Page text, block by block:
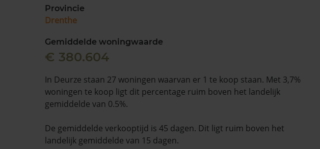
Provincie
Drenthe
Gemiddelde woningwaarde
€ 380.604
In Deurze staan 27 woningen waarvan er 1 te koop staan. Met 3,7%
woningen te koop ligt dit percentage ruim boven het landelijk
gemiddelde van 0.5%.
De gemiddelde verkooptijd is 45 dagen. Dit ligt ruim boven het
landelijk gemiddelde van 15 dagen.